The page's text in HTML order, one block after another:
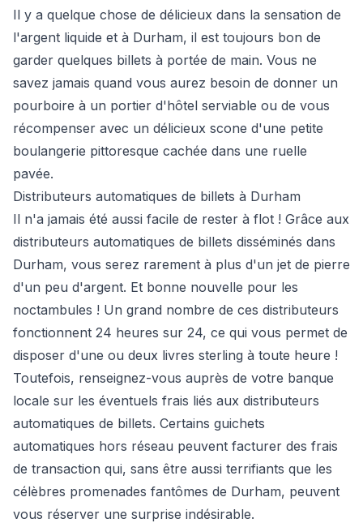
Il y a quelque chose de délicieux dans la sensation de
l'argent liquide et à Durham, il est toujours bon de
garder quelques billets à portée de main. Vous ne
savez jamais quand vous aurez besoin de donner un
pourboire à un portier d'hôtel serviable ou de vous
récompenser avec un délicieux scone d'une petite
boulangerie pittoresque cachée dans une ruelle
pavée.
Distributeurs automatiques de billets à Durham
Il n'a jamais été aussi facile de rester à flot ! Grâce aux
distributeurs automatiques de billets disséminés dans
Durham, vous serez rarement à plus d'un jet de pierre
d'un peu d'argent. Et bonne nouvelle pour les
noctambules ! Un grand nombre de ces distributeurs
fonctionnent 24 heures sur 24, ce qui vous permet de
disposer d'une ou deux livres sterling à toute heure !
Toutefois, renseignez-vous auprès de votre banque
locale sur les éventuels frais liés aux distributeurs
automatiques de billets. Certains guichets
automatiques hors réseau peuvent facturer des frais
de transaction qui, sans être aussi terrifiants que les
célèbres promenades fantômes de Durham, peuvent
vous réserver une surprise indésirable.